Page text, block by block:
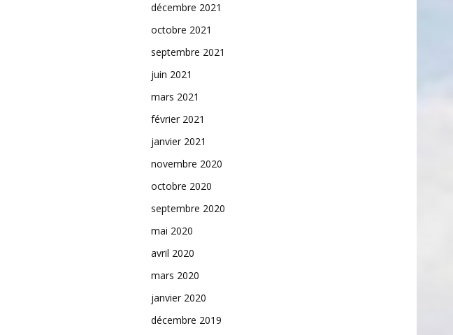
décembre 2021
octobre 2021
septembre 2021
juin 2021
mars 2021
février 2021
janvier 2021
novembre 2020
octobre 2020
septembre 2020
mai 2020
avril 2020
mars 2020
janvier 2020
décembre 2019